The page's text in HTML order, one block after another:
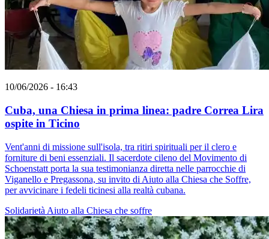
10/06/2026 - 16:43
Cuba, una Chiesa in prima linea: padre Correa Lira
ospite in Ticino
Vent'anni di missione sull'isola, tra ritiri spirituali per il clero e
forniture di beni essenziali. Il sacerdote cileno del Movimento di
Schoenstatt porta la sua testimonianza diretta nelle parrocchie di
Viganello e Pregassona, su invito di Aiuto alla Chiesa che Soffre,
per avvicinare i fedeli ticinesi alla realtà cubana.
Solidarietà Aiuto alla Chiesa che soffre